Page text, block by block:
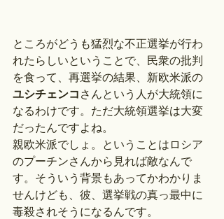
ところがどうも猛烈な不正選挙が行わ
れたらしいということで、民衆の批判
を食って、再選挙の結果、新欧米派の
ユシチェンコ さんという人が大統領に
なるわけです。ただ大統領選挙は大変
だったんですよね。
親欧米派でしょ。ということはロシア
のプーチンさんから見れば敵なんで
す。そういう背景もあってかわかりま
せんけども、彼、選挙戦の真っ最中に
毒殺されそうになるんです。